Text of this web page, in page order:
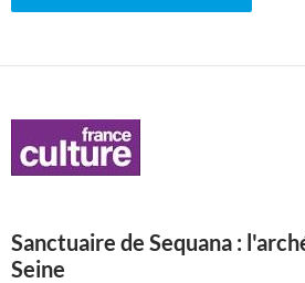
Sanctuaire de Sequana :
Seine